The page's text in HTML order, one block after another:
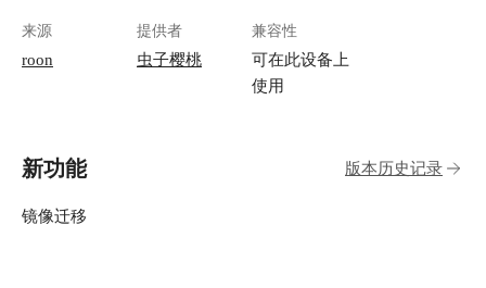
来源
roon
提供者
虫子樱桃
兼容性
可在此设备上
使用
新功能 版本历史记录
镜像迁移